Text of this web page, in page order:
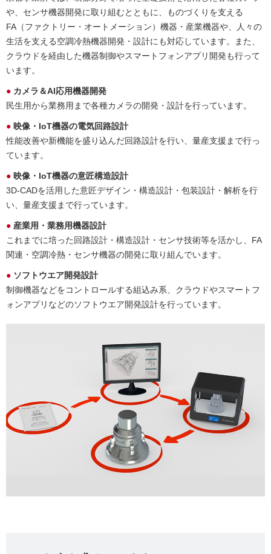
や、センサ機器開発に取り組むとともに、ものづくりを支える
FA（ファクトリー・オートメーション）機器・産業機器や、人々の
生活を支える空調冷熱機器開発・設計にも対応しています。また、
クラウドを経由した機器制御やスマートフォンアプリ開発も行って
います。
● カメラ＆AI応用機器開発
民生用から業務用まで各種カメラの開発・設計を行っています。
● 映像・IoT機器の電気回路設計
性能改善や新機能を盛り込んだ回路設計を行い、量産支援まで行っ
ています。
● 映像・IoT機器の意匠構造設計
3D-CADを活用した意匠デザイン・構造設計・包装設計・解析を行
い、量産支援まで行っています。
● 産業用・業務用機器設計
これまでに培った回路設計・構造設計・センサ技術等を活かし、FA
関連・空調冷熱・センサ機器の開発に取り組んでいます。
● ソフトウエア開発設計
制御機器などをコントロールする組込み系、クラウドやスマートフ
ォンアプリなどのソフトウエア開発設計を行っています。